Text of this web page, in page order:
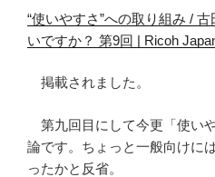
“使いやすさ”への取り組み /
いですか？ 第9回 | Ricoh
掲載されました。
第九回目にして今更「使い
論です。ちょっと一般向けに
ったかと反省。